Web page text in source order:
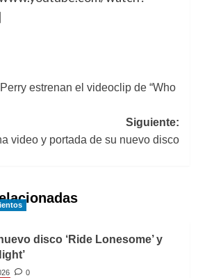
estrenan el videoclip de “Who
Siguiente:
video y portada de su nuevo disco
disco ‘Ride Lonesome’ y
0